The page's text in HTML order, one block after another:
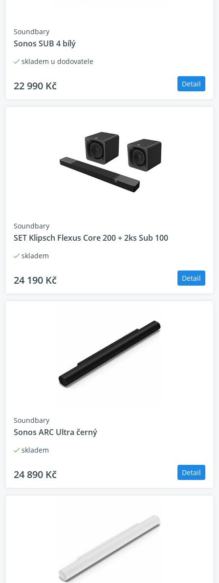
Soundbary
Sonos SUB 4 bílý
skladem u dodovatele
22 990 Kč Detail
Soundbary
SET Klipsch Flexus Core 200 + 2ks Sub 100
skladem
24 190 Kč Detail
Soundbary
Sonos ARC Ultra černý
skladem
24 890 Kč Detail